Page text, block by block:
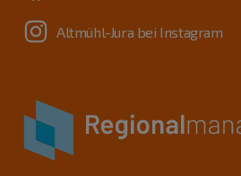
Altmühl-Jura bei Instagram